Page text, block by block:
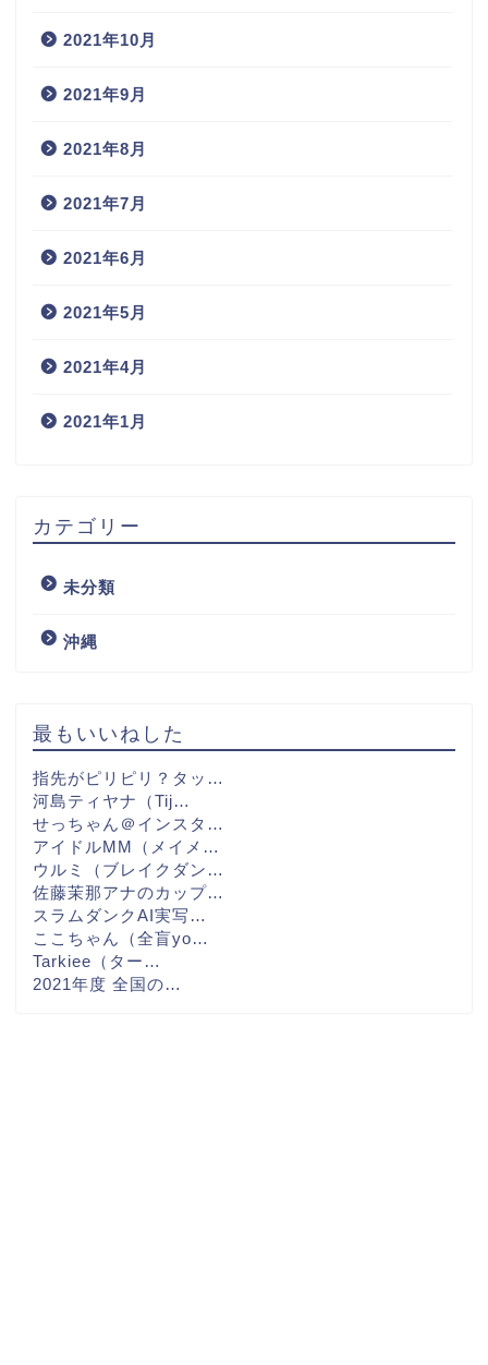
2021年10月
2021年9月
2021年8月
2021年7月
2021年6月
2021年5月
2021年4月
2021年1月
カテゴリー
未分類
沖縄
最もいいねした
指先がピリピリ？タッ…
河島ティヤナ（Tij…
せっちゃん＠インスタ…
アイドルMM（メイメ…
ウルミ（ブレイクダン…
佐藤茉那アナのカップ…
スラムダンクAI実写…
ここちゃん（全盲yo…
Tarkiee（ター…
2021年度 全国の…